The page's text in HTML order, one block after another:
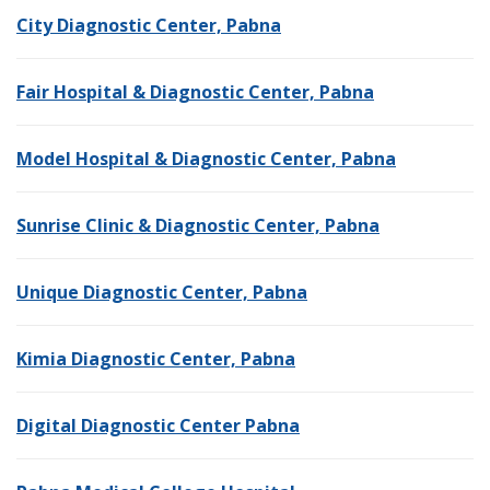
City Diagnostic Center, Pabna
Fair Hospital & Diagnostic Center, Pabna
Model Hospital & Diagnostic Center, Pabna
Sunrise Clinic & Diagnostic Center, Pabna
Unique Diagnostic Center, Pabna
Kimia Diagnostic Center, Pabna
Digital Diagnostic Center Pabna